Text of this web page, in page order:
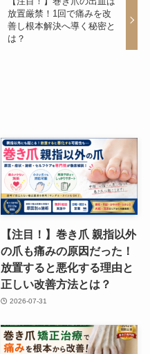
放置厳禁！1回で痛みを改
善し根本解決へ導く秘密と
は？
【注目！】巻き爪 親指以外
の爪も痛みの原因だった！
放置すると悪化する理由と
正しい改善方法とは？
2026-07-31